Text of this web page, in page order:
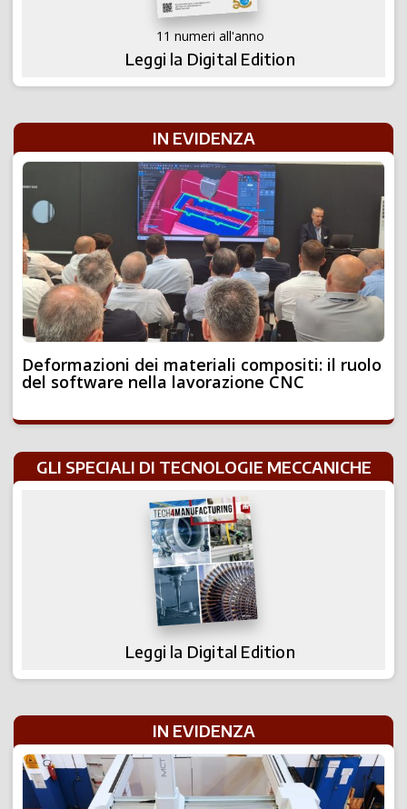
11 numeri all'anno
Leggi la Digital Edition
IN EVIDENZA
Deformazioni dei materiali compositi: il ruolo
del software nella lavorazione CNC
GLI SPECIALI DI TECNOLOGIE MECCANICHE
Leggi la Digital Edition
IN EVIDENZA